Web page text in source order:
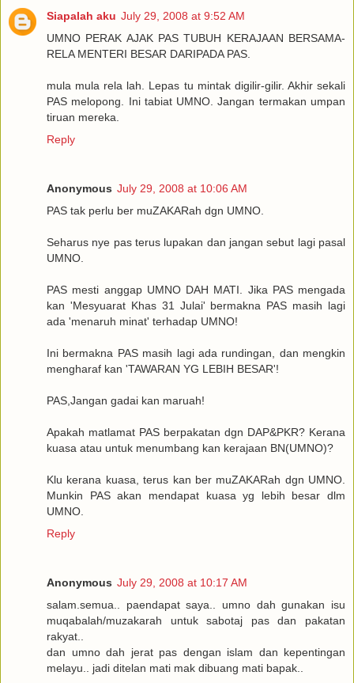
Siapalah aku July 29, 2008 at 9:52 AM
UMNO PERAK AJAK PAS TUBUH KERAJAAN BERSAMA-
RELA MENTERI BESAR DARIPADA PAS.
mula mula rela lah. Lepas tu mintak digilir-gilir. Akhir sekali
PAS melopong. Ini tabiat UMNO. Jangan termakan umpan
tiruan mereka.
Reply
Anonymous July 29, 2008 at 10:06 AM
PAS tak perlu ber muZAKARah dgn UMNO.
Seharus nye pas terus lupakan dan jangan sebut lagi pasal
UMNO.
PAS mesti anggap UMNO DAH MATI. Jika PAS mengada
kan 'Mesyuarat Khas 31 Julai' bermakna PAS masih lagi
ada 'menaruh minat' terhadap UMNO!
Ini bermakna PAS masih lagi ada rundingan, dan mengkin
mengharaf kan 'TAWARAN YG LEBIH BESAR'!
PAS,Jangan gadai kan maruah!
Apakah matlamat PAS berpakatan dgn DAP&PKR? Kerana
kuasa atau untuk menumbang kan kerajaan BN(UMNO)?
Klu kerana kuasa, terus kan ber muZAKARah dgn UMNO.
Munkin PAS akan mendapat kuasa yg lebih besar dlm
UMNO.
Reply
Anonymous July 29, 2008 at 10:17 AM
salam.semua.. paendapat saya.. umno dah gunakan isu
muqabalah/muzakarah untuk sabotaj pas dan pakatan
rakyat..
dan umno dah jerat pas dengan islam dan kepentingan
melayu.. jadi ditelan mati mak dibuang mati bapak..